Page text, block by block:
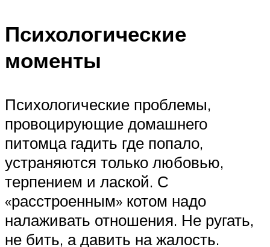
Психологические
моменты
Психологические проблемы,
провоцирующие домашнего
питомца гадить где попало,
устраняются только любовью,
терпением и лаской. С
«расстроенным» котом надо
налаживать отношения. Не ругать,
не бить, а давить на жалость.